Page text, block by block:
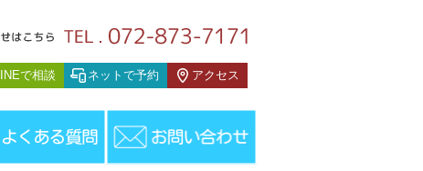
で相談 ネットで予約 アクセス
患者様の声
吐き気・耳鳴り他（枚方市/M・Yさん/70代）